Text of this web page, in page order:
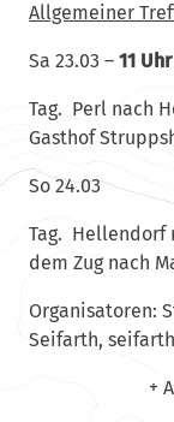
Allgemeiner
Sa 23.03 – 11
Tag. Perl nach
Gasthof
So 24.03
Tag. Hellendorf
dem Zug nach
Organisatoren:
Seifarth, afies
+